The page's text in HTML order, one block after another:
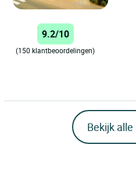
9.2/10
(150 klantbeoordelingen)
Bekijk